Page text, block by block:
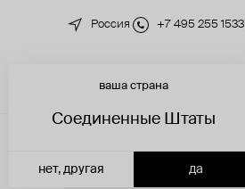
Россия +7 495 255 1533
новинкиваша страна
Соединенные Штаты
да
нет, другая